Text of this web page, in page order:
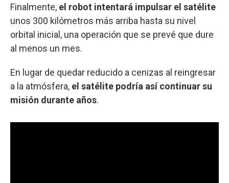
Finalmente, el robot intentará impulsar el satélite
unos 300 kilómetros más arriba hasta su nivel
orbital inicial, una operación que se prevé que dure
al menos un mes.
En lugar de quedar reducido a cenizas al reingresar
a la atmósfera, el satélite podría así continuar su
misión durante años.